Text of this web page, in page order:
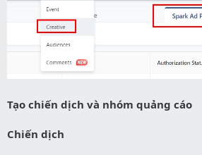
Tạo chiến dịch và nhóm quảng cáo
Chiến dịch